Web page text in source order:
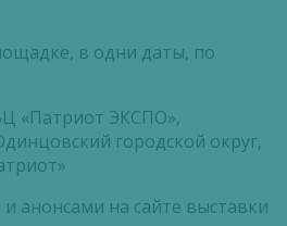
в одни даты, по
«Патриот ЭКСПО»,
городской округ,
анонсами на сайте выставки